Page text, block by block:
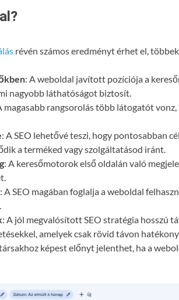
révén számos eredményt érhet el,
: A weboldal javított pozíciója a
nagyobb láthatóságot biztosít.
magasabb rangsorolás több látogatót
: A SEO lehetővé teszi, hogy pontosabban
a terméked vagy szolgáltatásod iránt.
: A keresőmotorok első oldalán való
: A SEO magában foglalja a weboldal
: A jól megvalósított SEO stratégia hosszú
amelyek csak rövid távon
képest előnyt jelenthet, ha a